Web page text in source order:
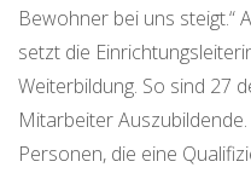
Bewohner bei uns steigt.“
setzt die
Weiterbildung. So sind 27
Mitarbeiter
Personen, die eine